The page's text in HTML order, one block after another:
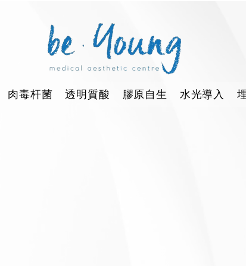
肉毒杆菌 透明質酸 膠原自生 水光導入